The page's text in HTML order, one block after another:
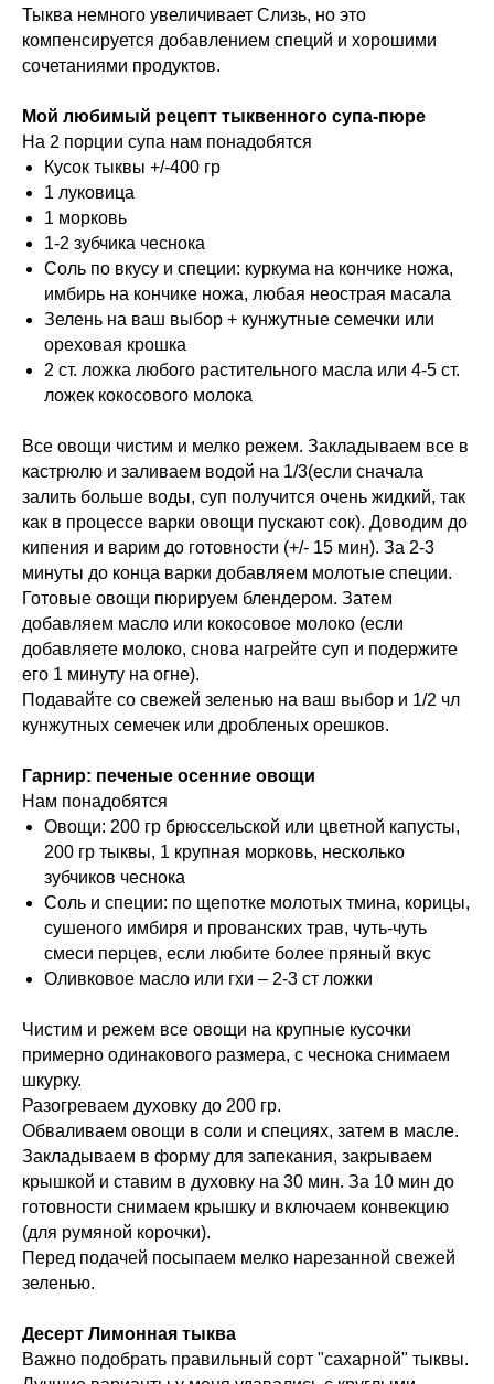
Тыква немного увеличивает Слизь, но это
компенсируется добавлением специй и хорошими
сочетаниями продуктов.
Мой любимый рецепт тыквенного супа-пюре
На 2 порции супа нам понадобятся
Кусок тыквы +/-400 гр
1 луковица
1 морковь
1-2 зубчика чеснока
Соль по вкусу и специи: куркума на кончике ножа,
имбирь на кончике ножа, любая неострая масала
Зелень на ваш выбор + кунжутные семечки или
ореховая крошка
2 ст. ложка любого растительного масла или 4-5 ст.
ложек кокосового молока
Все овощи чистим и мелко режем. Закладываем все в
кастрюлю и заливаем водой на 1/3(если сначала
залить больше воды, суп получится очень жидкий, так
как в процессе варки овощи пускают сок). Доводим до
кипения и варим до готовности (+/- 15 мин). За 2-3
минуты до конца варки добавляем молотые специи.
Готовые овощи пюрируем блендером. Затем
добавляем масло или кокосовое молоко (если
добавляете молоко, снова нагрейте суп и подержите
его 1 минуту на огне).
Подавайте со свежей зеленью на ваш выбор и 1/2 чл
кунжутных семечек или дробленых орешков.
Гарнир: печеные осенние овощи
Нам понадобятся
Овощи: 200 гр брюссельской или цветной капусты,
200 гр тыквы, 1 крупная морковь, несколько
зубчиков чеснока
Соль и специи: по щепотке молотых тмина, корицы,
сушеного имбиря и прованских трав, чуть-чуть
смеси перцев, если любите более пряный вкус
Оливковое масло или гхи – 2-3 ст ложки
Чистим и режем все овощи на крупные кусочки
примерно одинакового размера, с чеснока снимаем
шкурку.
Разогреваем духовку до 200 гр.
Обваливаем овощи в соли и специях, затем в масле.
Закладываем в форму для запекания, закрываем
крышкой и ставим в духовку на 30 мин. За 10 мин до
готовности снимаем крышку и включаем конвекцию
(для румяной корочки).
Перед подачей посыпаем мелко нарезанной свежей
зеленью.
Десерт Лимонная тыква
Важно подобрать правильный сорт "сахарной" тыквы.